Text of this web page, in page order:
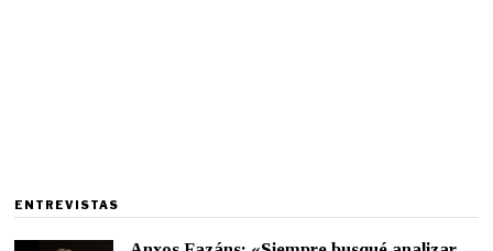
ENTREVISTAS